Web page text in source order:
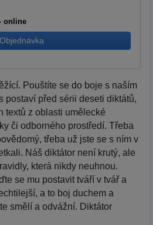
Pouštíte se do boje s naším
postaví před sérii deseti diktátů,
textů z oblasti umělecké
či odborného prostředí. Třeba
třeba už jste se s ním v
Náš diktátor není krutý, ale
která nikdy neuhnou.
se mu postavit tváří v tvář a
a to boj duchem a
smělí a odvážní. Diktátor
online
Objednávka